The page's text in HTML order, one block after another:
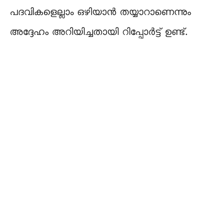
പദവികളെല്ലാം ഒഴിയാൻ തയ്യാറാണെന്നും
അദ്ദേഹം അറിയിച്ചതായി റിപ്പോർട്ട്‌ ഉണ്ട്.